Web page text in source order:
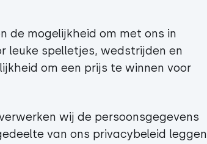
de mogelijkheid om met ons in
leuke spelletjes, wedstrijden en
om een prijs te winnen voor
wij de persoonsgegevens
van ons privacybeleid leggen